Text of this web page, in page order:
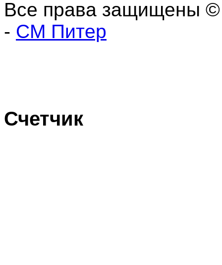
Все права защищены
- СМ Питер
Счетчик